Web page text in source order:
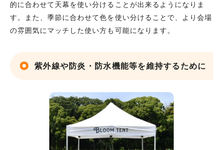
的に合わせて天幕を使い分けることが出来るようになりま
す。また、季節に合わせて色を使い分けることで、より会場
の雰囲気にマッチした使い方も可能になります。
紫外線や防炎・防水機能等を維持するために